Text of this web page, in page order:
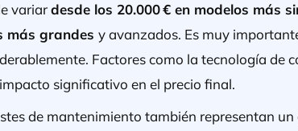
variardesde los 20.000 € en modelos más
más grandesy avanzados. Es muy
Factores como la tecnología de
significativo en el precio final.
de mantenimiento también representan un